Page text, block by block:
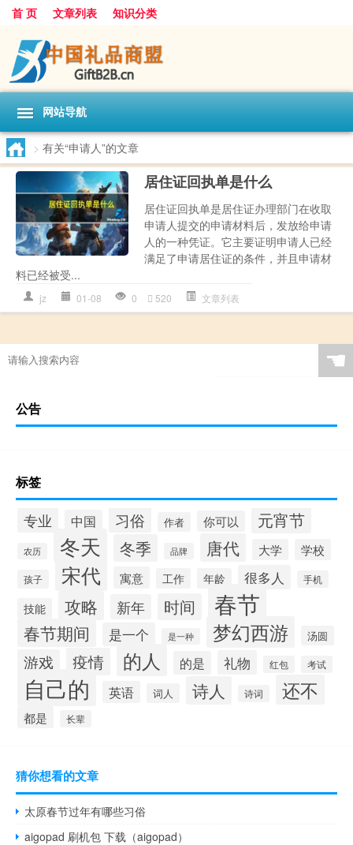
首 页 文章列表 知识分类
网站导航
> 有关“申请人”的文章
居住证回执单是什么
居住证回执单是居住证办理部门在收取
申请人提交的申请材料后，发放给申请
人的一种凭证。它主要证明申请人已经
满足了申请居住证的条件，并且申请材
料已经被受...
jz 01-08 0 520 文章列表
☚
公告
标签
专业 中国 习俗 作者 你可以 元宵节
农历 冬天 冬季 品牌 唐代 大学 学校
孩子 宋代 寓意 工作 年龄 很多人 手机
技能 攻略 新年 时间 春节
春节期间 是一个 是一种 梦幻西游 汤圆
游戏 疫情 的人 的是 礼物 红包 考试
自己的 英语 词人 诗人 诗词 还不
都是 长辈
猜你想看的文章
太原春节过年有哪些习俗
aigopad 刷机包 下载（aigopad）